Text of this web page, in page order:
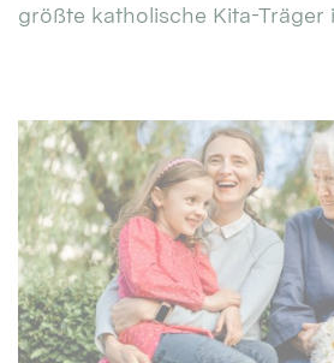
größte katholische Kita-Träger